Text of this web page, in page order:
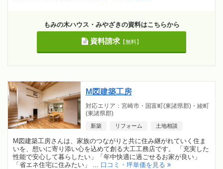
もみの木ハウス・みやざきの資料はこちらから
資料請求【無料】
M図建築工房
対応エリア：宮崎市・国富町(東諸県郡)・綾町
(東諸県郡)
新築 リフォーム 土地相談
M図建築工房さんは、家族のつながりと共に住み継がれていく住ま
いを、想いに寄り添い心を込めて創る大工工務店です。 「充実した
性能で安心して暮らしたい」「年中快適に過ごせるお家が良い」
「省エネ住宅に住みたい」 ... 口コミ・坪単価を見る